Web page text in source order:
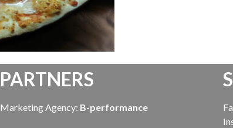
PARTNERS
Marketing Agency: B-performance